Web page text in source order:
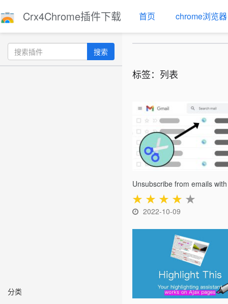
Crx4Chrome插件下载 首页 chrome浏览器
搜索
分类
标签：列表
★ ★ ★ ★ ★
2022-10-09